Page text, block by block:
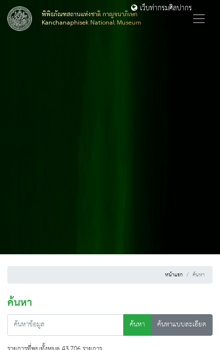
พิพิธภัณฑสถานแห่งชาติ กาญจนาภิเษก
Kanchanaphisek National Museum
เว็บท่ากรมศิลปากร
หน้าแรก ค้นหา
ค้นหา
ค้นหา
ค้นหาแบบละเอียด